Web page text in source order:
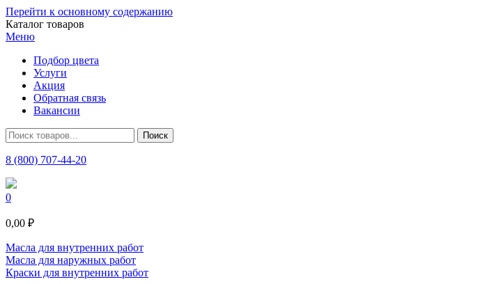
Перейти к основному содержанию
Каталог товаров
Меню
Подбор цвета
Услуги
Акция
Обратная связь
Вакансии
8 (800) 707-44-20
0
0,00 ₽
Масла для внутренних работ
Масла для наружных работ
Краски для внутренних работ